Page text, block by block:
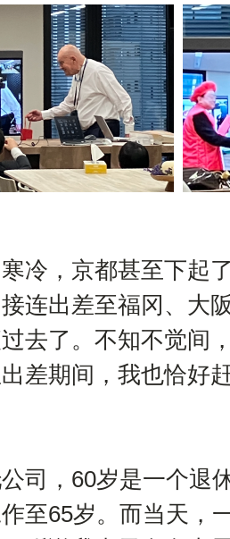
冷，京都甚至下起
连出差至福冈、大
去了。不知不觉间
差期间，我也恰好
司，60岁是一个退
至65岁。而当天，